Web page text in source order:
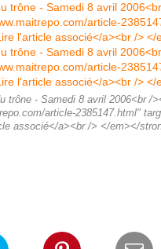
trône - Samedi 8 avril 2006<br /
article-2385147.html"
associé</a><br /> </em></